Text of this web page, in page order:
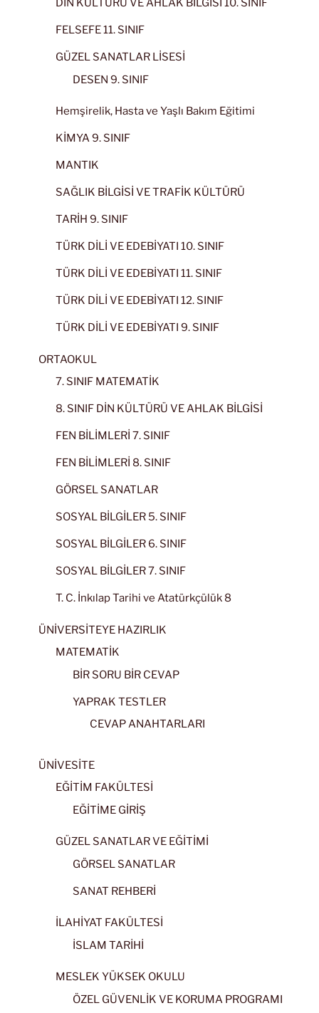
DİN KÜLTÜRÜ VE AHLAK BİLGİSİ 10. SINIF
FELSEFE 11. SINIF
GÜZEL SANATLAR LİSESİ
DESEN 9. SINIF
Hemşirelik, Hasta ve Yaşlı Bakım Eğitimi
KİMYA 9. SINIF
MANTIK
SAĞLIK BİLGİSİ VE TRAFİK KÜLTÜRÜ
TARİH 9. SINIF
TÜRK DİLİ VE EDEBİYATI 10. SINIF
TÜRK DİLİ VE EDEBİYATI 11. SINIF
TÜRK DİLİ VE EDEBİYATI 12. SINIF
TÜRK DİLİ VE EDEBİYATI 9. SINIF
ORTAOKUL
7. SINIF MATEMATİK
8. SINIF DİN KÜLTÜRÜ VE AHLAK BİLGİSİ
FEN BİLİMLERİ 7. SINIF
FEN BİLİMLERİ 8. SINIF
GÖRSEL SANATLAR
SOSYAL BİLGİLER 5. SINIF
SOSYAL BİLGİLER 6. SINIF
SOSYAL BİLGİLER 7. SINIF
T. C. İnkılap Tarihi ve Atatürkçülük 8
ÜNİVERSİTEYE HAZIRLIK
MATEMATİK
BİR SORU BİR CEVAP
YAPRAK TESTLER
CEVAP ANAHTARLARI
ÜNİVESİTE
EĞİTİM FAKÜLTESİ
EĞİTİME GİRİŞ
GÜZEL SANATLAR VE EĞİTİMİ
GÖRSEL SANATLAR
SANAT REHBERİ
İLAHİYAT FAKÜLTESİ
İSLAM TARİHİ
MESLEK YÜKSEK OKULU
ÖZEL GÜVENLİK VE KORUMA PROGRAMI